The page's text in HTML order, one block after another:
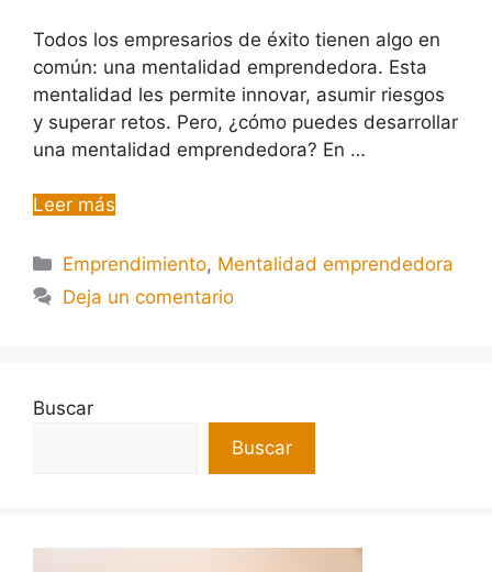
Todos los empresarios de éxito tienen algo en
común: una mentalidad emprendedora. Esta
mentalidad les permite innovar, asumir riesgos
y superar retos. Pero, ¿cómo puedes desarrollar
una mentalidad emprendedora? En …
Leer más
Emprendimiento, Mentalidad emprendedora
Deja un comentario
Buscar
Buscar